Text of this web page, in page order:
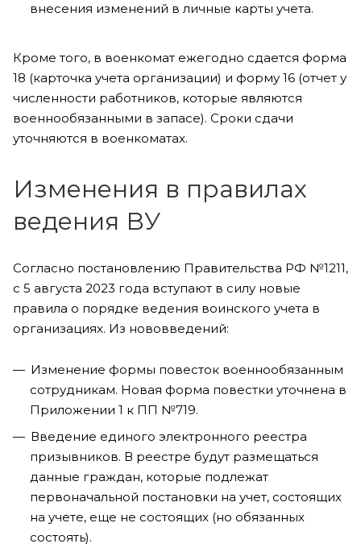
внесения изменений в личные карты учета.
Кроме того, в военкомат ежегодно сдается форма
18 (карточка учета организации) и форму 16 (отчет у
численности работников, которые являются
военнообязанными в запасе). Сроки сдачи
уточняются в военкоматах.
Изменения в правилах
ведения ВУ
Согласно постановлению Правительства РФ №1211,
с 5 августа 2023 года вступают в силу новые
правила о порядке ведения воинского учета в
организациях. Из нововведений:
Изменение формы повесток военнообязанным
сотрудникам. Новая форма повестки уточнена в
Приложении 1 к ПП №719.
Введение единого электронного реестра
призывников. В реестре будут размещаться
данные граждан, которые подлежат
первоначальной постановки на учет, состоящих
на учете, еще не состоящих (но обязанных
состоять).